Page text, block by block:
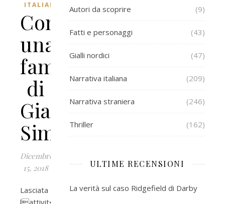
ITALIANA
Come
una
famiglia
di
Giampaolo
Simi
Dicembre
15, 2018
Lasciata
lattivit�
Autori da scoprire (9)
Fatti e personaggi (43)
Gialli nordici (47)
Narrativa italiana (209)
Narrativa straniera (246)
Thriller (162)
ULTIME RECENSIONI
La verità sul caso Ridgefield di Darby